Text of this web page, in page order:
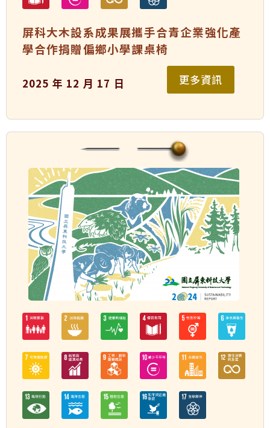
屏科大木設系成果展攜手合青企業強化產
學合作捐贈偏鄉小學課桌椅
2025 年 12 月 17 日 更多資訊